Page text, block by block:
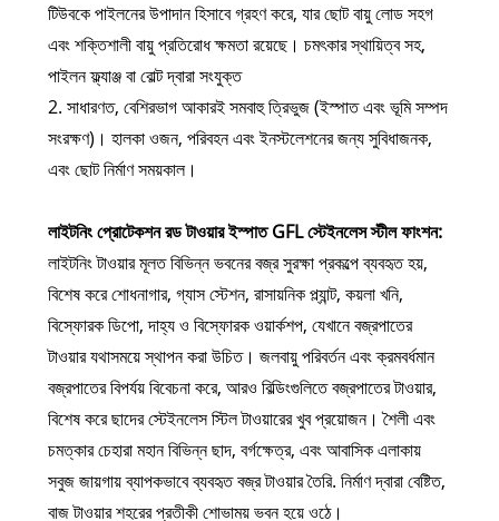
টিউবকে পাইলনের উপাদান হিসাবে গ্রহণ করে, যার ছোট বায়ু লোড সহগ
এবং শক্তিশালী বায়ু প্রতিরোধ ক্ষমতা রয়েছে। চমৎকার স্থায়িত্ব সহ,
পাইলন ফ্ল্যাঞ্জ বা বোল্ট দ্বারা সংযুক্ত
2. সাধারণত, বেশিরভাগ আকারই সমবাহু ত্রিভুজ (ইস্পাত এবং ভূমি সম্পদ
সংরক্ষণ)। হালকা ওজন, পরিবহন এবং ইনস্টলেশনের জন্য সুবিধাজনক,
এবং ছোট নির্মাণ সময়কাল।
লাইটনিং প্রোটেকশন রড টাওয়ার ইস্পাত GFL স্টেইনলেস স্টীল ফাংশন:
লাইটনিং টাওয়ার মূলত বিভিন্ন ভবনের বজ্র সুরক্ষা প্রকল্পে ব্যবহৃত হয়,
বিশেষ করে শোধনাগার, গ্যাস স্টেশন, রাসায়নিক প্ল্যান্ট, কয়লা খনি,
বিস্ফোরক ডিপো, দাহ্য ও বিস্ফোরক ওয়ার্কশপ, যেখানে বজ্রপাতের
টাওয়ার যথাসময়ে স্থাপন করা উচিত। জলবায়ু পরিবর্তন এবং ক্রমবর্ধমান
বজ্রপাতের বিপর্যয় বিবেচনা করে, আরও বিল্ডিংগুলিতে বজ্রপাতের টাওয়ার,
বিশেষ করে ছাদের স্টেইনলেস স্টিল টাওয়ারের খুব প্রয়োজন। শৈলী এবং
চমত্কার চেহারা মহান বিভিন্ন ছাদ, বর্গক্ষেত্র, এবং আবাসিক এলাকায়
সবুজ জায়গায় ব্যাপকভাবে ব্যবহৃত বজ্র টাওয়ার তৈরি. নির্মাণ দ্বারা বেষ্টিত,
বাজ টাওয়ার শহরের প্রতীকী শোভাময় ভবন হয়ে ওঠে।